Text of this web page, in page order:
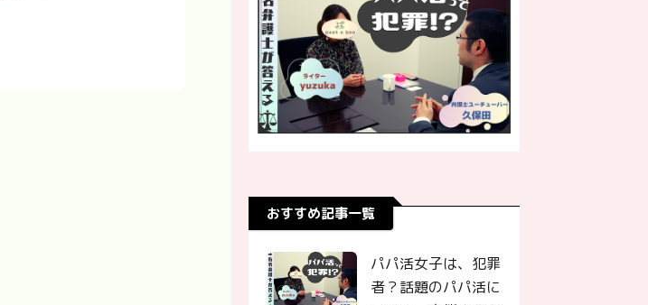
おすすめ記事一覧
パパ活女子は、犯罪
者？話題のパパ活に